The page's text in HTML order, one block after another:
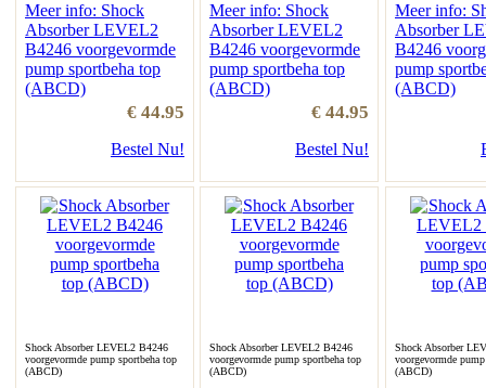
Meer info: Shock
Absorber LEVEL2
B4246 voorgevormde
pump sportbeha top
(ABCD)
€ 44.95
Bestel Nu!
Meer info: Shock
Absorber LEVEL2
B4246 voorgevormde
pump sportbeha top
(ABCD)
€ 44.95
Bestel Nu!
Meer info:
Absorber
B4246
pump
(ABCD)
Shock Absorber LEVEL2 B4246
voorgevormde pump sportbeha top
(ABCD)
Shock Absorber LEVEL2 B4246
voorgevormde pump sportbeha top
(ABCD)
Shock Absorber
voorgevormde
(ABCD)